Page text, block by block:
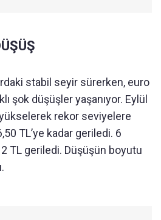
stabil seyir sürerken, euro
şok düşüşler yaşanıyor. Eylül
rekor seviyelere
TL’ye kadar geriledi. 6
TL geriledi. Düşüşün boyutu